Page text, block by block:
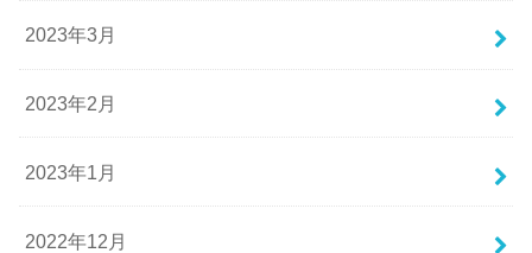
2023年3月
2023年2月
2023年1月
2022年12月